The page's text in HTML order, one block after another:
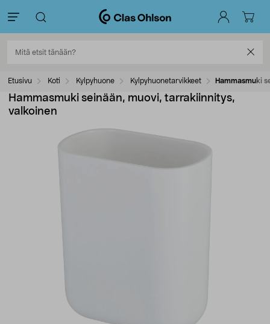
Etusivu Koti Kylpyhuone Kylpyhuonetarvikkeet Hammasmuki
Hammasmuki seinään, muovi, tarrakiinnitys,
valkoinen